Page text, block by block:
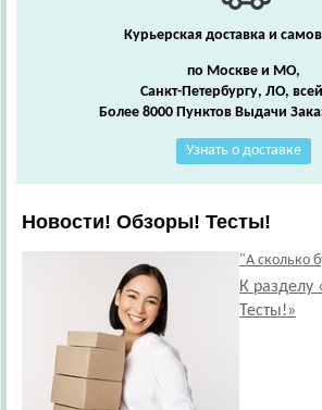
Курьерская доставка и
по Москве и МО,
Санкт-Петербургу, ЛО,
Более 8000 Пунктов Выдачи
Узнать о доставке
Новости! Обзоры! Тесты!
"А сколько
К разделу
Тесты!»